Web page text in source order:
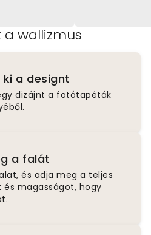
wallizmus
ki a designt
dizájnt a fotótapéták
a falát
és adja meg a teljes
és magasságot, hogy